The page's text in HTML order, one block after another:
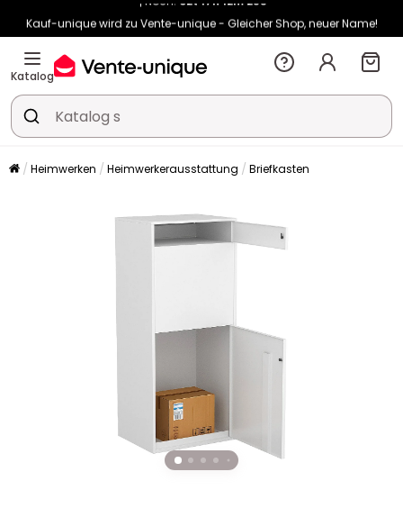
Kauf-unique wird zu Vente-unique - Gleicher Shop, neuer Name!
-10% ab 400€ mitHEAT10auf Vente-unique-Produkte
Noch:
Katalog
Heimwerken Heimwerkerausstattung Briefkasten